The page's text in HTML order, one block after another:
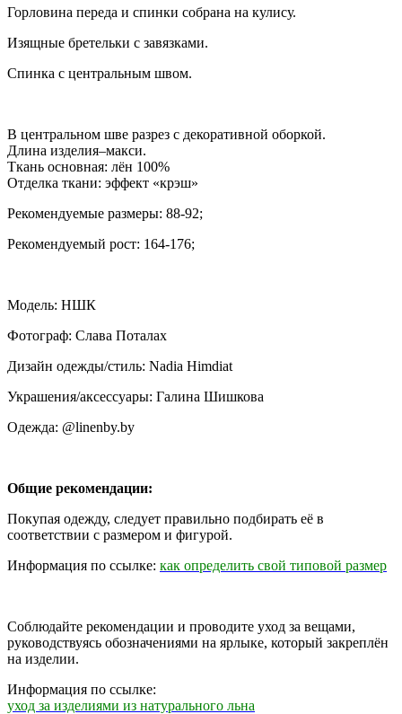
Горловина переда и спинки собрана на кулису.
Изящные бретельки с завязками.
Спинка с центральным швом.
В центральном шве разрез с декоративной оборкой.
Длина изделия–макси.
Ткань основная: лён 100%
Отделка ткани: эффект «крэш»
Рекомендуемые размеры: 88-92;
Рекомендуемый рост: 164-176;
Модель: НШК
Фотограф: Слава Поталах
Дизайн одежды/стиль: Nadia Himdiat
Украшения/аксессуары: Галина Шишкова
Одежда: @linenby.by
Общие рекомендации:
Покупая одежду, следует правильно подбирать её в
соответствии с размером и фигурой.
Информация по ссылке: как определить свой типовой размер
Соблюдайте рекомендации и проводите уход за вещами,
руководствуясь обозначениями на ярлыке, который закреплён
на изделии.
Информация по ссылке:
уход за изделиями из натурального льна